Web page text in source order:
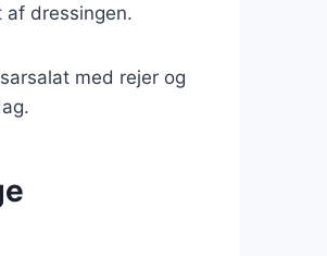
dressingen.
med rejer og